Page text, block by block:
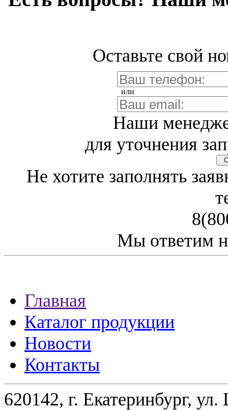
Оставьте свой
или
Наши
для уточнения
Не хотите заполнять
Мы ответим
Главная
Каталог продукции
Новости
Контакты
620142, г. Екатеринбург,